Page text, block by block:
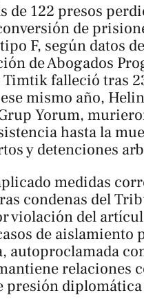
de 122 presos
de
F, según datos
de Abogados
falleció tras
mismo año,
Yorum,
hasta la
y detenciones
medidas
condenas del
violación del
de aislamiento
autoproclamada
relaciones
presión